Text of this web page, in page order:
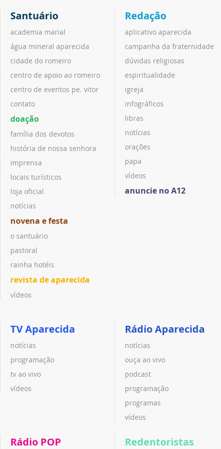
Santuário
academia marial
água mineral aparecida
cidade do romeiro
centro de apoio ao romeiro
centro de eventos pe. vitor
contato
doação
família dos devotos
história de nossa senhora
imprensa
locais turísticos
loja oficial
notícias
novena e festa
o santuário
pastoral
rainha hotéis
revista de aparecida
vídeos
Redação
aplicativo aparecida
campanha da fraternidade
dúvidas religiosas
espiritualidade
igreja
infográficos
libras
notícias
orações
papa
vídeos
anuncie no A12
TV Aparecida
notícias
programação
tv ao vivo
vídeos
Rádio Aparecida
notícias
ouça ao vivo
podcast
programação
programas
vídeos
Rádio POP Redentoristas